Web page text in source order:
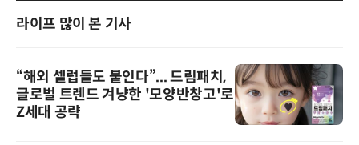
라이프 많이 본 기사
“해외 셀럽들도 붙인다”... 드림패치,
글로벌 트렌드 겨냥한 '모양반창고'로
Z세대 공략